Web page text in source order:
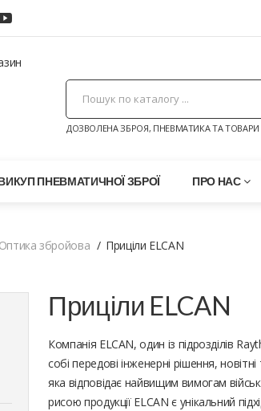
ДОЗВОЛЕНА ЗБРОЯ, ПНЕВМАТИКА ТА ТОВАРИ
ПНЕВМАТИЧНОЇ ЗБРОЇ ПРО НАС
Оптика збройова Приціли ELCAN
Приціли ELCAN
Компанія ELCAN, один із підрозділів
собі передові інженерні рішення,
яка відповідає найвищим вимогам
рисою продукції ELCAN є унікальний